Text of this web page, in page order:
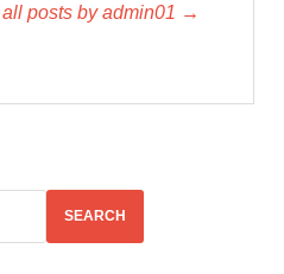
posts by admin01 →
SEARCH